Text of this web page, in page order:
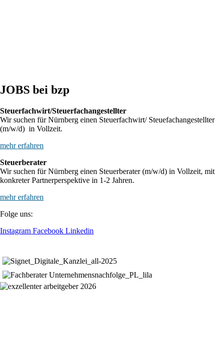
JOBS bei bzp
Steuerfachwirt/Steuerfachangestellter
Wir suchen für Nürnberg einen Steuerfachwirt/ Steuefachangestellter
(m/w/d) in Vollzeit.
mehr erfahren
Steuerberater
Wir suchen für Nürnberg einen Steuerberater (m/w/d) in Vollzeit, mit
konkreter Partnerperspektive in 1-2 Jahren.
mehr erfahren
Folge uns:
Instagram Facebook Linkedin